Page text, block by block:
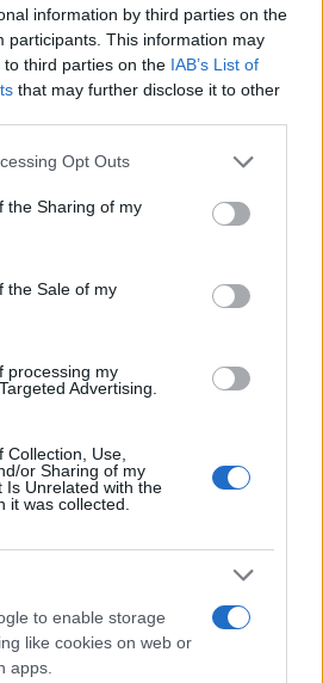
information by third parties on the
participants. This information may
third parties on the IAB’s List of
that may further disclose it to other
app uses one or more Google
usage behaviour. You may click to
Google and its third-party tags to
specified purposes in below Google
Opt Outs
the Sharing of my
the Sale of my
processing my
Advertising.
Use,
or Sharing of my
Is Unrelated with the
it was collected.
to enable storage
like cookies on web or
apps.
prevenzione e